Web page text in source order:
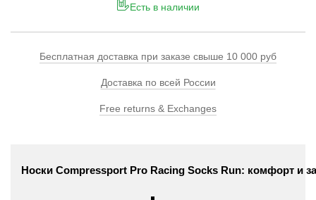
Есть в наличии
Бесплатная доставка при заказе свыше 10 000 руб
Доставка по всей России
Free returns & Exchanges
Носки Compressport Pro Racing Socks Run: комфорт и